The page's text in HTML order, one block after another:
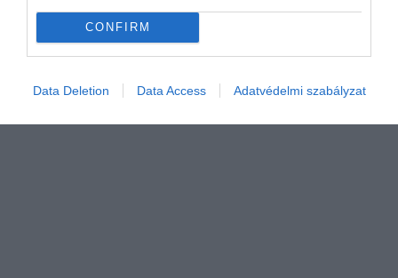
CONFIRM
Data Deletion Data Access Adatvédelmi szabályzat
autóiból
A Volkswagen eredetileg saját üzemi étkezdéinek fejlesztette ki a
tömegeknek is elérhetővé teszik élelmiszerláncokban készételként.